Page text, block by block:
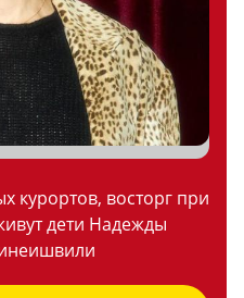
курортов, восторг при
дети Надежды